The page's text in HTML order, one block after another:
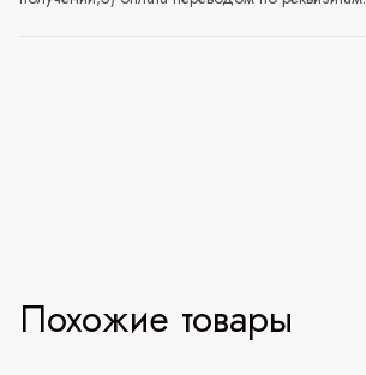
Похожие товары